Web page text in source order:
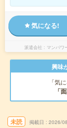
気になる!
派遣会社 マンパワ
興味
「気
「
未読 掲載日 2026/